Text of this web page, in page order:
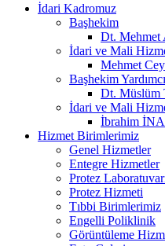
İdari Kadromuz
Başhekim
Dt. Mehmet
İdari ve Mali
Mehmet
Başhekim
Dt. Müslüm
İdari ve Mali
İbrahim
Hizmet Birimlerimiz
Genel Hizmetler
Entegre Hizmetler
Protez
Protez Hizmeti
Tıbbi Birimlerimiz
Engelli Poliklinik
Görüntüleme